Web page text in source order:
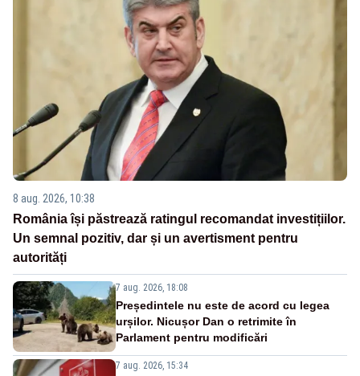
8 aug. 2026, 10:38
România își păstrează ratingul recomandat investițiilor.
Un semnal pozitiv, dar și un avertisment pentru
autorități
7 aug. 2026, 18:08
Președintele nu este de acord cu legea
urșilor. Nicușor Dan o retrimite în
Parlament pentru modificări
7 aug. 2026, 15:34